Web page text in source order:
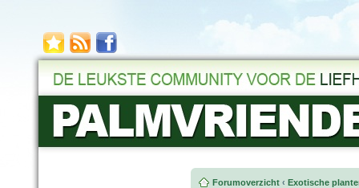
Forumoverzicht ‹ Exotische